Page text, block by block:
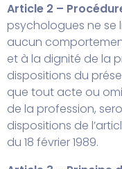
Article 2 –
psychologues ne se
aucun
et à la dignité de la
dispositions du
que tout acte ou
de la profession,
dispositions de
du 18 février 1989.